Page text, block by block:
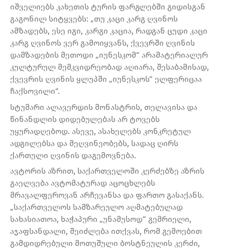
იშველიებს კახეთის ტურის ფარგლებში გიდისგან
გაგონილ სიტყვებს: „თუ კაცი კარგ ღვინოს
ამზადებს, ესე იგი, კარგი კაცია, რადგან ცუდი კაცი
კარგ ღვინოს ვერ გამოიყვანს, ქვევრში ღვინის
დამზადების მეთოდი „იუნესკომ“ არამატერიალურ
კულტურულ მემკვიდრეობად აღიარა, შესაბამისად,
ქვევრის ღვინის ყლუპში „იუნესკოს“ ელფერიცაა
ჩაქსოვილი“.
სტუმარი ალავერდის მონასტრის, თელავისა და
წინანდლის დიდებულებას არ ტოვებს
უყურადღებოდ. ასევე, ასახელებს კონკრეტულ
ადგილებსა და მეღვინეობებს, სადაც ღირს
ქართული ღვინის დაგემოვნება.
ავტორის აზრით, საქართველოში კერძებზე აზრის
გაელვება ავტომატურად აცოცხლებს
მრავალფეროვან არჩევანსა და ფართო გასაქანს.
„საქართველოს სამზარეულო აღმატებულად
სახასიათოა, ხაჭაპური „უნამუსოდ“ გემრიელი,
აჯაფსანდალი, შეიძლება ითქვას, რომ გემოებით
გამდიდრებული მოთუშული ბოსტნეულის კერძი,